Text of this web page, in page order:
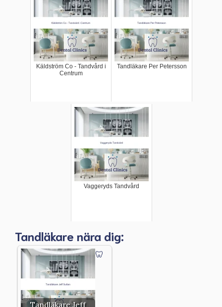
Käldström Co - Tandvård i
Centrum
Tandläkare Per Petersson
Vaggeryds Tandvård
Tandläkare nära dig:
Tandläkare Jeff